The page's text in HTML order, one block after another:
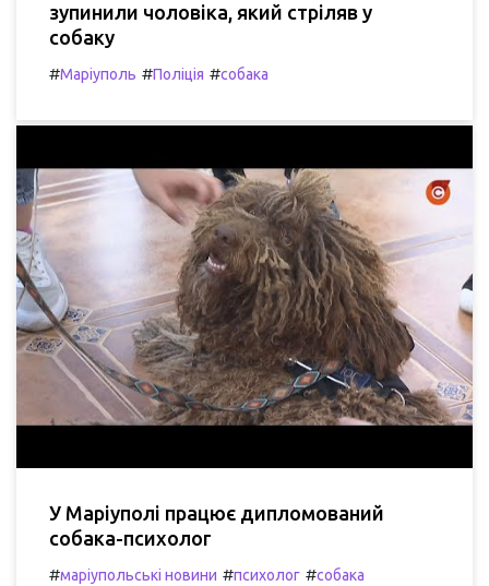
зупинили чоловіка, який стріляв у
собаку
#Маріуполь #Поліція #собака
У Маріуполі працює дипломований
собака-психолог
#маріупольські новини #психолог #собака